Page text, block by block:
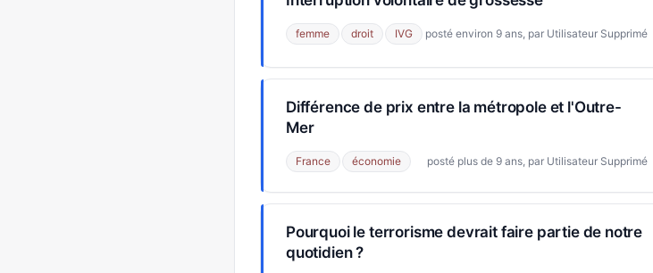
femme droit IVG posté environ 9 ans, par Utilisateur Supprimé
Différence de prix entre la métropole et l'Outre-
Mer
France économie posté plus de 9 ans, par Utilisateur Supprimé
Pourquoi le terrorisme devrait faire partie de notre
quotidien ?